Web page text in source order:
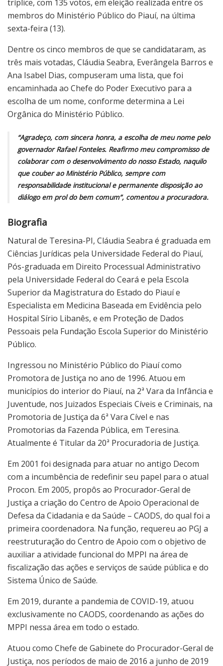
tríplice, com 135 votos, em eleição realizada entre os
membros do Ministério Público do Piauí, na última
sexta-feira (13).
Dentre os cinco membros de que se candidataram, as
três mais votadas, Cláudia Seabra, Everângela Barros e
Ana Isabel Dias, compuseram uma lista, que foi
encaminhada ao Chefe do Poder Executivo para a
escolha de um nome, conforme determina a Lei
Orgânica do Ministério Público.
“Agradeço, com sincera honra, a escolha de meu nome pelo
governador Rafael Fonteles. Reafirmo meu compromisso de
colaborar com o desenvolvimento do nosso Estado, naquilo
que couber ao Ministério Público, sempre com
responsabilidade institucional e permanente disposição ao
diálogo em prol do bem comum”, comentou a procuradora.
Biografia
Natural de Teresina-PI, Cláudia Seabra é graduada em
Ciências Jurídicas pela Universidade Federal do Piauí,
Pós-graduada em Direito Processual Administrativo
pela Universidade Federal do Ceará e pela Escola
Superior da Magistratura do Estado do Piauí e
Especialista em Medicina Baseada em Evidência pelo
Hospital Sírio Libanês, e em Proteção de Dados
Pessoais pela Fundação Escola Superior do Ministério
Público.
Ingressou no Ministério Público do Piauí como
Promotora de Justiça no ano de 1996. Atuou em
municípios do interior do Piauí, na 2ª Vara da Infância e
Juventude, nos Juizados Especiais Cíveis e Criminais, na
Promotoria de Justiça da 6ª Vara Cível e nas
Promotorias da Fazenda Pública, em Teresina.
Atualmente é Titular da 20ª Procuradoria de Justiça.
Em 2001 foi designada para atuar no antigo Decom
com a incumbência de redefinir seu papel para o atual
Procon. Em 2005, propôs ao Procurador-Geral de
Justiça a criação do Centro de Apoio Operacional de
Defesa da Cidadania e da Saúde – CAODS, do qual foi a
primeira coordenadora. Na função, requereu ao PGJ a
reestruturação do Centro de Apoio com o objetivo de
auxiliar a atividade funcional do MPPI na área de
fiscalização das ações e serviços de saúde pública e do
Sistema Único de Saúde.
Em 2019, durante a pandemia de COVID-19, atuou
exclusivamente no CAODS, coordenando as ações do
MPPI nessa área em todo o estado.
Atuou como Chefe de Gabinete do Procurador-Geral de
Justiça, nos períodos de maio de 2016 a junho de 2019